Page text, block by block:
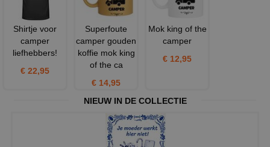
Shirtje voor
camper
liefhebbers!
€ 22,95
Superfoute
camper gouden
koffie mok king
of the ca
€ 14,95
Mok king of the
camper
€ 12,95
NIEUW IN DE COLLECTIE